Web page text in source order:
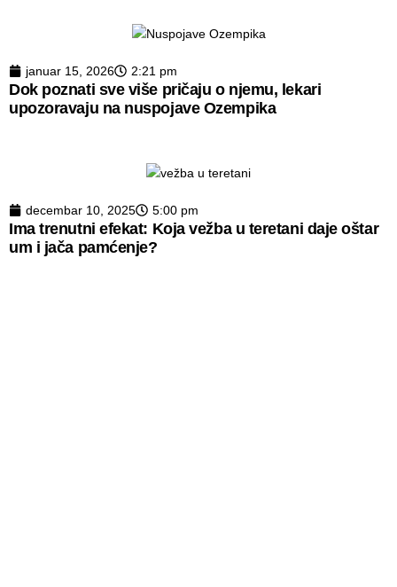
januar 15, 2026 2:21 pm
Dok poznati sve više pričaju o njemu, lekari
upozoravaju na nuspojave Ozempika
decembar 10, 2025 5:00 pm
Ima trenutni efekat: Koja vežba u teretani daje oštar
um i jača pamćenje?